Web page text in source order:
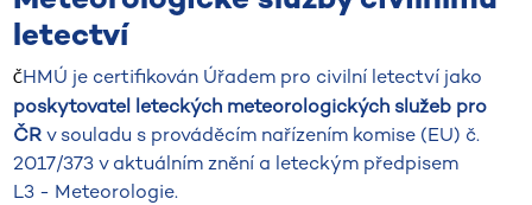
letectví
ČHMÚ je certifikován Úřadem pro civilní letectví jako
poskytovatel leteckých meteorologických služeb pro
ČRv souladu s prováděcím nařízením komise (EU) č.
2017/373 v aktuálním znění a leteckým předpisem
L3 - Meteorologie.